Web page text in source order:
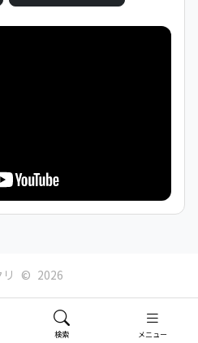
© 2026
検索 メニュー